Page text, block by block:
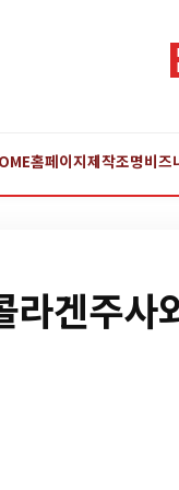
홈페이지제작조명비즈
라겐주사